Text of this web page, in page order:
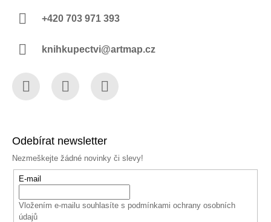
+420 703 971 393
knihkupectvi@artmap.cz
Odebírat newsletter
Nezmeškejte žádné novinky či slevy!
E-mail
Vložením e-mailu souhlasíte s podmínkami ochrany osobních
údajů